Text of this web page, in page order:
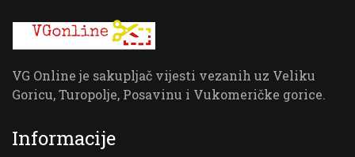
VG Online je sakupljač vijesti vezanih uz Veliku
Goricu, Turopolje, Posavinu i Vukomeričke gorice.
Informacije